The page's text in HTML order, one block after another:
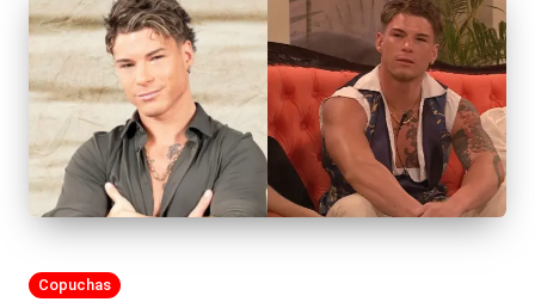
Publicada
Copuchas